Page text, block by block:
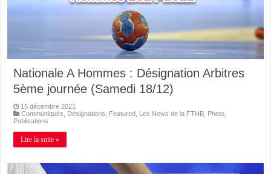
Nationale A Hommes : Désignation Arbitres
5ème journée (Samedi 18/12)
15 décembre 2021
Communiqués
Désignations Featured Les News de la FTHB Photo
Publications
Lire la suite »